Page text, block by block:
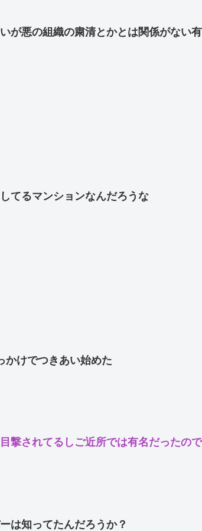
が悪の組織の粛清とかとは関係がない
てるマンションなんだろうな
かけでつきあい始めた
撃されてるしご近所では有名だったの
は知ってたんだろうか？